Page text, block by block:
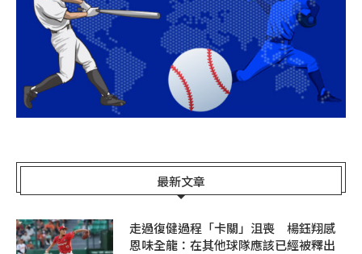
最新文章
走過復健過程「卡關」沮喪 楊鈺翔感
恩味全龍：在其他球隊應該已經被釋出